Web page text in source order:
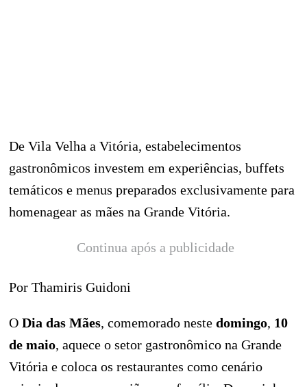
De Vila Velha a Vitória, estabelecimentos
gastronômicos investem em experiências, buffets
temáticos e menus preparados exclusivamente para
homenagear as mães na Grande Vitória.
Continua após a publicidade
Por Thamiris Guidoni
O Dia das Mães, comemorado neste domingo, 10
de maio, aquece o setor gastronômico na Grande
Vitória e coloca os restaurantes como cenário